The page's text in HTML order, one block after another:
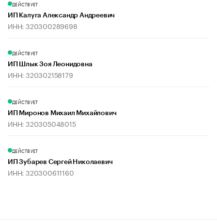
ДЕЙСТВУЕТ
ИП Калуга Александр Андреевич
ИНН: 320300289698
ДЕЙСТВУЕТ
ИП Шлык Зоя Леонидовна
ИНН: 320302158179
ДЕЙСТВУЕТ
ИП Миронов Михаил Михайлович
ИНН: 320305048015
ДЕЙСТВУЕТ
ИП Зубарев Сергей Николаевич
ИНН: 320300611160